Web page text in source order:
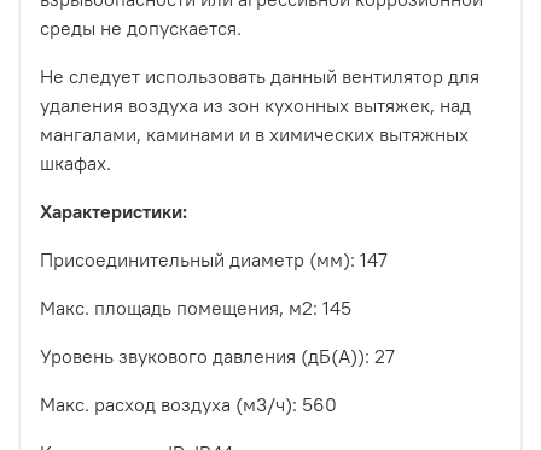
среды не допускается.
Не следует использовать данный вентилятор для
удаления воздуха из зон кухонных вытяжек, над
мангалами, каминами и в химических вытяжных
шкафах.
Характеристики:
Присоединительный диаметр (мм): 147
Макс. площадь помещения, м2: 145
Уровень звукового давления (дБ(А)): 27
Макс. расход воздуха (м3/ч): 560